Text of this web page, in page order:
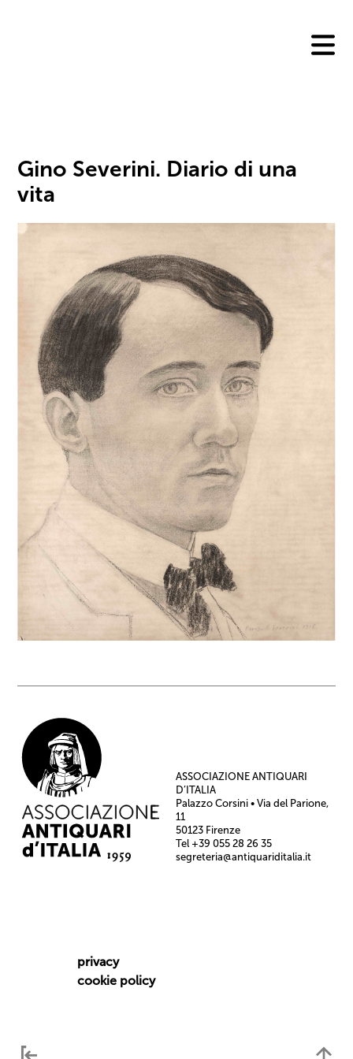
Gino Severini. Diario di una
vita
ASSOCIAZIONE ANTIQUARI
D’ITALIA
Palazzo Corsini • Via del Parione,
11
50123 Firenze
Tel +39 055 28 26 35
segreteria@antiquariditalia.it
privacy
cookie policy